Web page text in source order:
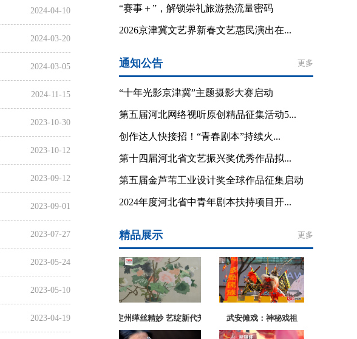
2024-04-10
2024-03-20
2024-03-05
2024-11-15
2023-10-30
2023-10-12
2023-09-12
2023-09-01
2023-07-27
2023-05-24
2023-05-10
2023-04-19
“赛事＋”，解锁崇礼旅游热流量密码
2026京津冀文艺界新春文艺惠民演出在...
通知公告 更多
“十年光影京津冀”主题摄影大赛启动
第五届河北网络视听原创精品征集活动5...
创作达人快接招！“青春剧本”持续火...
第十四届河北省文艺振兴奖优秀作品拟...
第五届金芦苇工业设计奖全球作品征集启动
2024年度河北省中青年剧本扶持项目开...
精品展示 更多
定州缂丝精妙 艺绽新代芳华 武安傩戏：神秘戏祖